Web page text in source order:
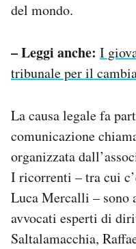
del mondo.
– Leggi anche: I
tribunale per il
La causa legale fa
comunicazione
organizzata
I ricorrenti – tra cui
Luca Mercalli – sono
avvocati esperti di
Saltalamacchia,